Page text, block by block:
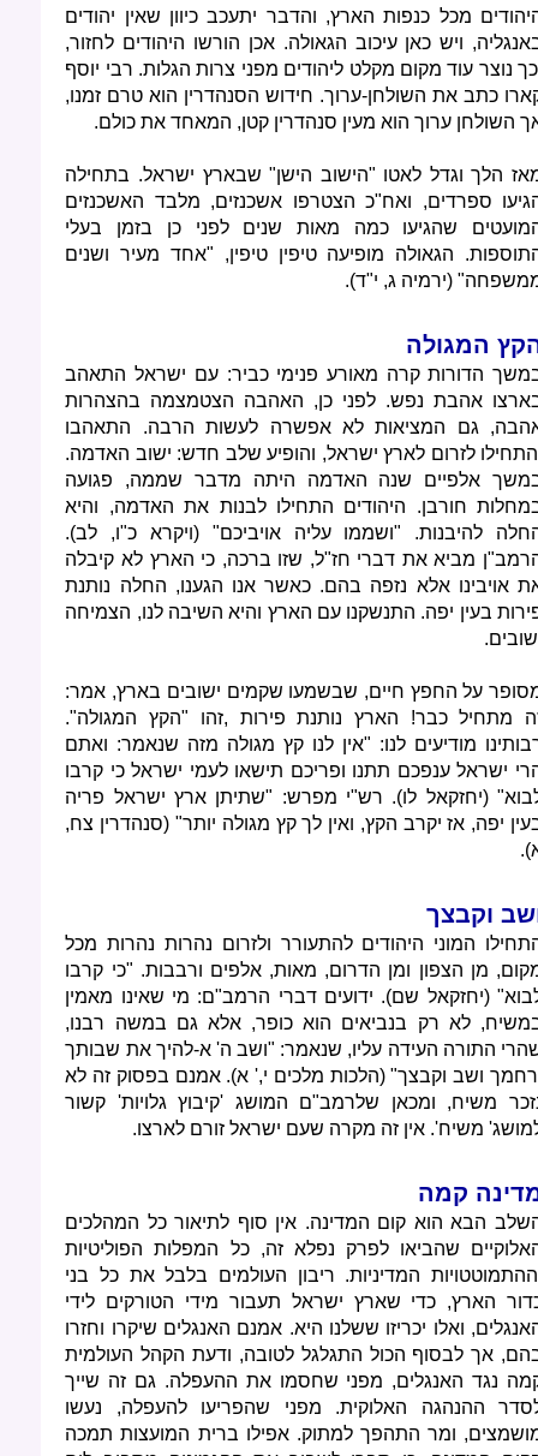
מכל כנפות הארץ, והדבר יתעכב כיוון שאין יהודים
ויש כאן עיכוב הגאולה. אכן הורשו היהודים לחזור,
נוצר עוד מקום מקלט ליהודים מפני צרות הגלות. רבי יוסף
כתב את השולחן-ערוך. חידוש הסנהדרין הוא טרם זמנו,
השולחן ערוך הוא מעין סנהדרין קטן, המאחד את כולם.
הלך וגדל לאטו "הישוב הישן" שבארץ ישראל. בתחילה
ספרדים, ואח"כ הצטרפו אשכנזים, מלבד האשכנזים
שהגיעו כמה מאות שנים לפני כן בזמן בעלי
הגאולה מופיעה טיפין טיפין, "אחד מעיר ושנים
(ירמיה ג, י"ד).
המגולה
הדורות קרה מאורע פנימי כביר: עם ישראל התאהב
אהבת נפש. לפני כן, האהבה הצטמצמה בהצהרות
גם המציאות לא אפשרה לעשות הרבה. התאהבו
לזרום לארץ ישראל, והופיע שלב חדש: ישוב האדמה.
אלפיים שנה האדמה היתה מדבר שממה, פגועה
חורבן. היהודים התחילו לבנות את האדמה, והיא
להיבנות. "ושממו עליה אויביכם" (ויקרא כ"ו, לב).
מביא את דברי חז"ל, שזו ברכה, כי הארץ לא קיבלה
אויבינו אלא נזפה בהם. כאשר אנו הגענו, החלה נותנת
בעין יפה. התנשקנו עם הארץ והיא השיבה לנו, הצמיחה
על החפץ חיים, שבשמעו שקמים ישובים בארץ, אמר:
מתחיל כבר! הארץ נותנת פירות ,זהו "הקץ המגולה".
מודיעים לנו: "אין לנו קץ מגולה מזה שנאמר: ואתם
ישראל ענפכם תתנו ופריכם תישאו לעמי ישראל כי קרבו
(יחזקאל לו). רש"י מפרש: "שתיתן ארץ ישראל פריה
יפה, אז יקרב הקץ, ואין לך קץ מגולה יותר" (סנהדרין צח,
וקבצך
המוני היהודים להתעורר ולזרום נהרות נהרות מכל
מן הצפון ומן הדרום, מאות, אלפים ורבבות. "כי קרבו
(יחזקאל שם). ידועים דברי הרמב"ם: מי שאינו מאמין
לא רק בנביאים הוא כופר, אלא גם במשה רבנו,
התורה העידה עליו, שנאמר: "ושב ה' א-להיך את שבותך
ושב וקבצך" (הלכות מלכים י,' א). אמנם בפסוק זה לא
משיח, ומכאן שלרמב"ם המושג 'קיבוץ גלויות' קשור
משיח'. אין זה מקרה שעם ישראל זורם לארצו.
קמה
הבא הוא קום המדינה. אין סוף לתיאור כל המהלכים
שהביאו לפרק נפלא זה, כל המפלות הפוליטיות
המדיניות. ריבון העולמים בלבל את כל בני
הארץ, כדי שארץ ישראל תעבור מידי הטורקים לידי
ואלו יכריזו ששלנו היא. אמנם האנגלים שיקרו וחזרו
אך לבסוף הכול התגלגל לטובה, ודעת הקהל העולמית
נגד האנגלים, מפני שחסמו את ההעפלה. גם זה שייך
ההנהגה האלוקית. מפני שהפריעו להעפלה, נעשו
ומר התהפך למתוק. אפילו ברית המועצות תמכה